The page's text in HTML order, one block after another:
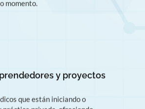
que están iniciando o
que les permitan desarrollar su